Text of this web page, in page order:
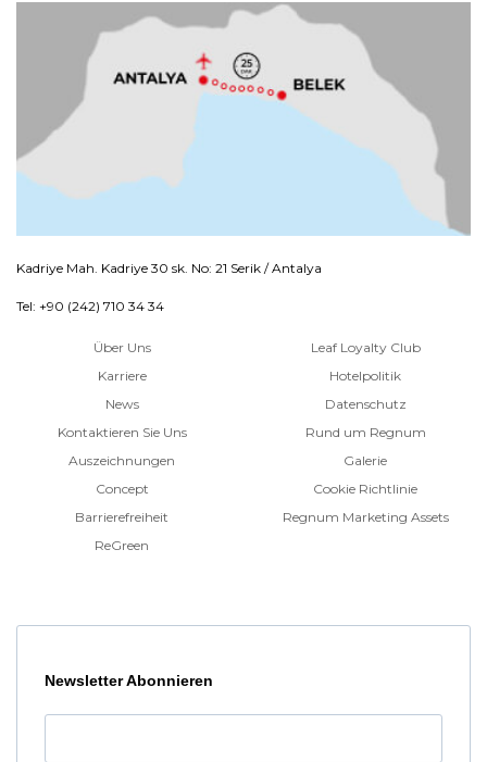
Kadriye Mah. Kadriye 30 sk. No: 21 Serik / Antalya
Tel: +90 (242) 710 34 34
Über Uns
Karriere
News
Kontaktieren Sie Uns
Auszeichnungen
Concept
Barrierefreiheit
ReGreen
Leaf Loyalty Club
Hotelpolitik
Datenschutz
Rund um Regnum
Galerie
Cookie Richtlinie
Regnum Marketing Assets
Newsletter Abonnieren